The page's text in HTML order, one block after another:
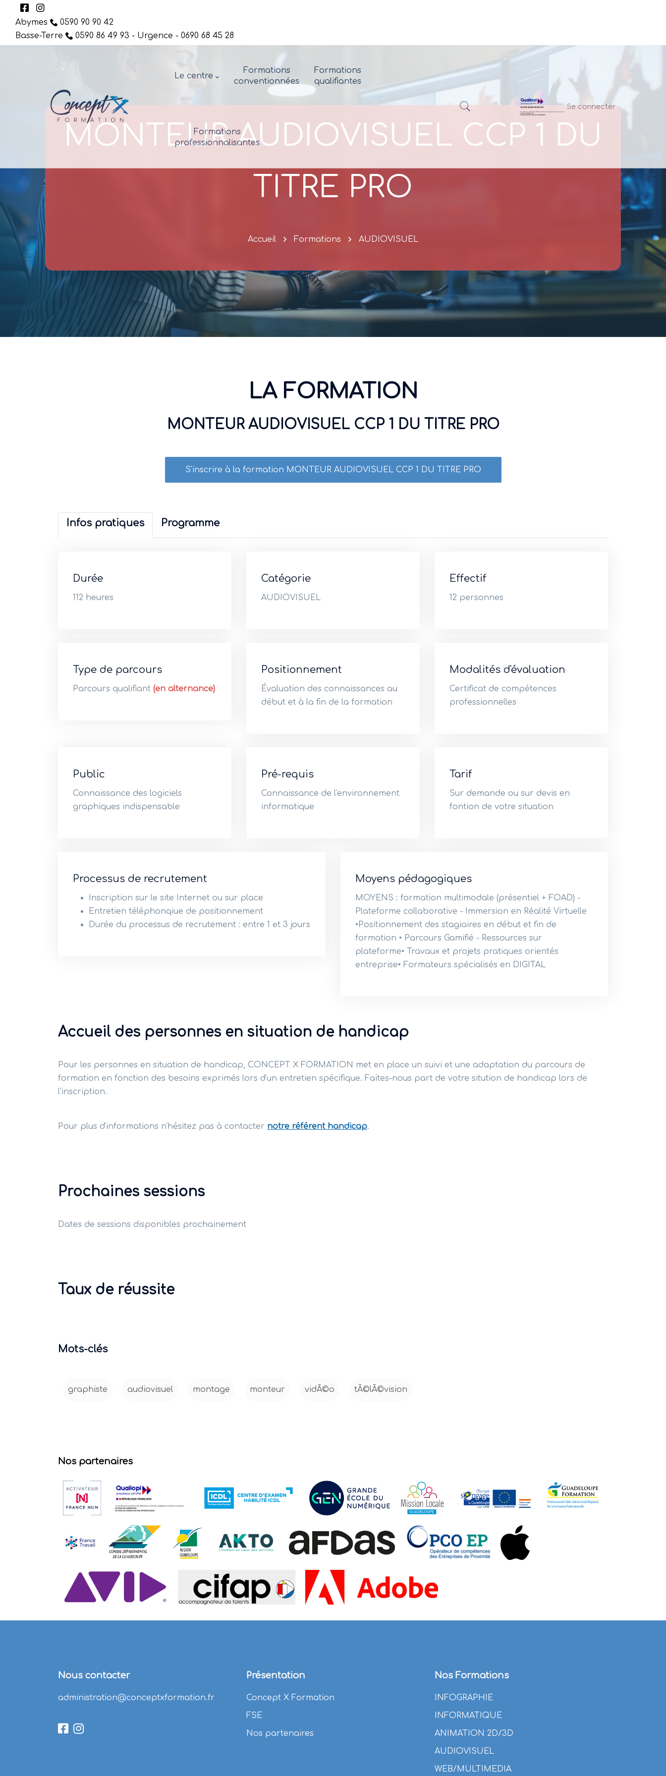
Abymes
0590 90 90 42
Basse-Terre
0590 86 49 93 - Urgence - 0690 68 45 28
Le centre
Formations
conventionnées
Formations
qualifiantes
Formations
professionnalisantes
Se connecter
MONTEUR AUDIOVISUEL CCP 1 DU
TITRE PRO
Accueil Formations AUDIOVISUEL
LA FORMATION
MONTEUR AUDIOVISUEL CCP 1 DU TITRE PRO
S'inscrire à la formation MONTEUR AUDIOVISUEL CCP 1 DU TITRE PRO
Infos pratiques Programme
Durée
112 heures
Catégorie
AUDIOVISUEL
Effectif
12 personnes
Type de parcours
Parcours qualifiant (en alternance)
Positionnement
Évaluation des connaissances au
début et à la fin de la formation
Modalités d'évaluation
Certificat de compétences
professionnelles
Public
Connaissance des logiciels
graphiques indispensable
Pré-requis
Connaissance de l'environnement
informatique
Tarif
Sur demande ou sur devis en
fontion de votre situation
Processus de recrutement
Inscription sur le site Internet ou sur place
Entretien téléphonqiue de positionnement
Durée du processus de recrutement : entre 1 et 3 jours
Moyens pédagogiques
MOYENS : formation multimodale (présentiel + FOAD) -
Plateforme collaborative - Immersion en Réalité Virtuelle
•Positionnement des stagiaires en début et fin de
formation • Parcours Gamifié - Ressources sur
plateforme• Travaux et projets pratiques orientés
entreprise• Formateurs spécialisés en DIGITAL
Accueil des personnes en situation de handicap
Pour les personnes en situation de handicap, CONCEPT X FORMATION met en place un suivi et une adaptation du parcours de
formation en fonction des besoins exprimés lors d'un entretien spécifique. Faites-nous part de votre sitution de handicap lors de
l'inscription.
Pour plus d'informations n'hésitez pas à contacter notre référent handicap.
Prochaines sessions
Dates de sessions disponibles prochainement
Taux de réussite
Mots-clés
graphiste audiovisuel montage monteur vidÃ©o tÃ©lÃ©vision
Nos partenaires
Nous contacter
administration@conceptxformation.fr
Présentation
Concept X Formation
FSE
Nos partenaires
Nos Formations
INFOGRAPHIE
INFORMATIQUE
ANIMATION 2D/3D
AUDIOVISUEL
WEB/MULTIMEDIA